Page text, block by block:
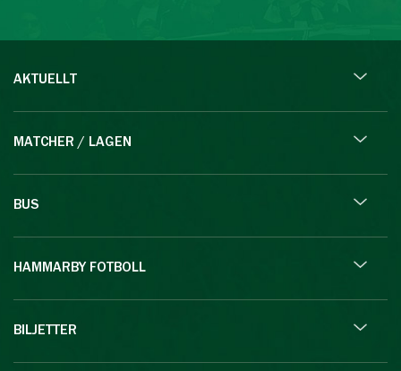
AKTUELLT
MATCHER / LAGEN
BUS
HAMMARBY FOTBOLL
BILJETTER